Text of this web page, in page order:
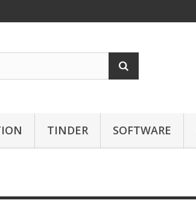
TINDER SOFTWARE